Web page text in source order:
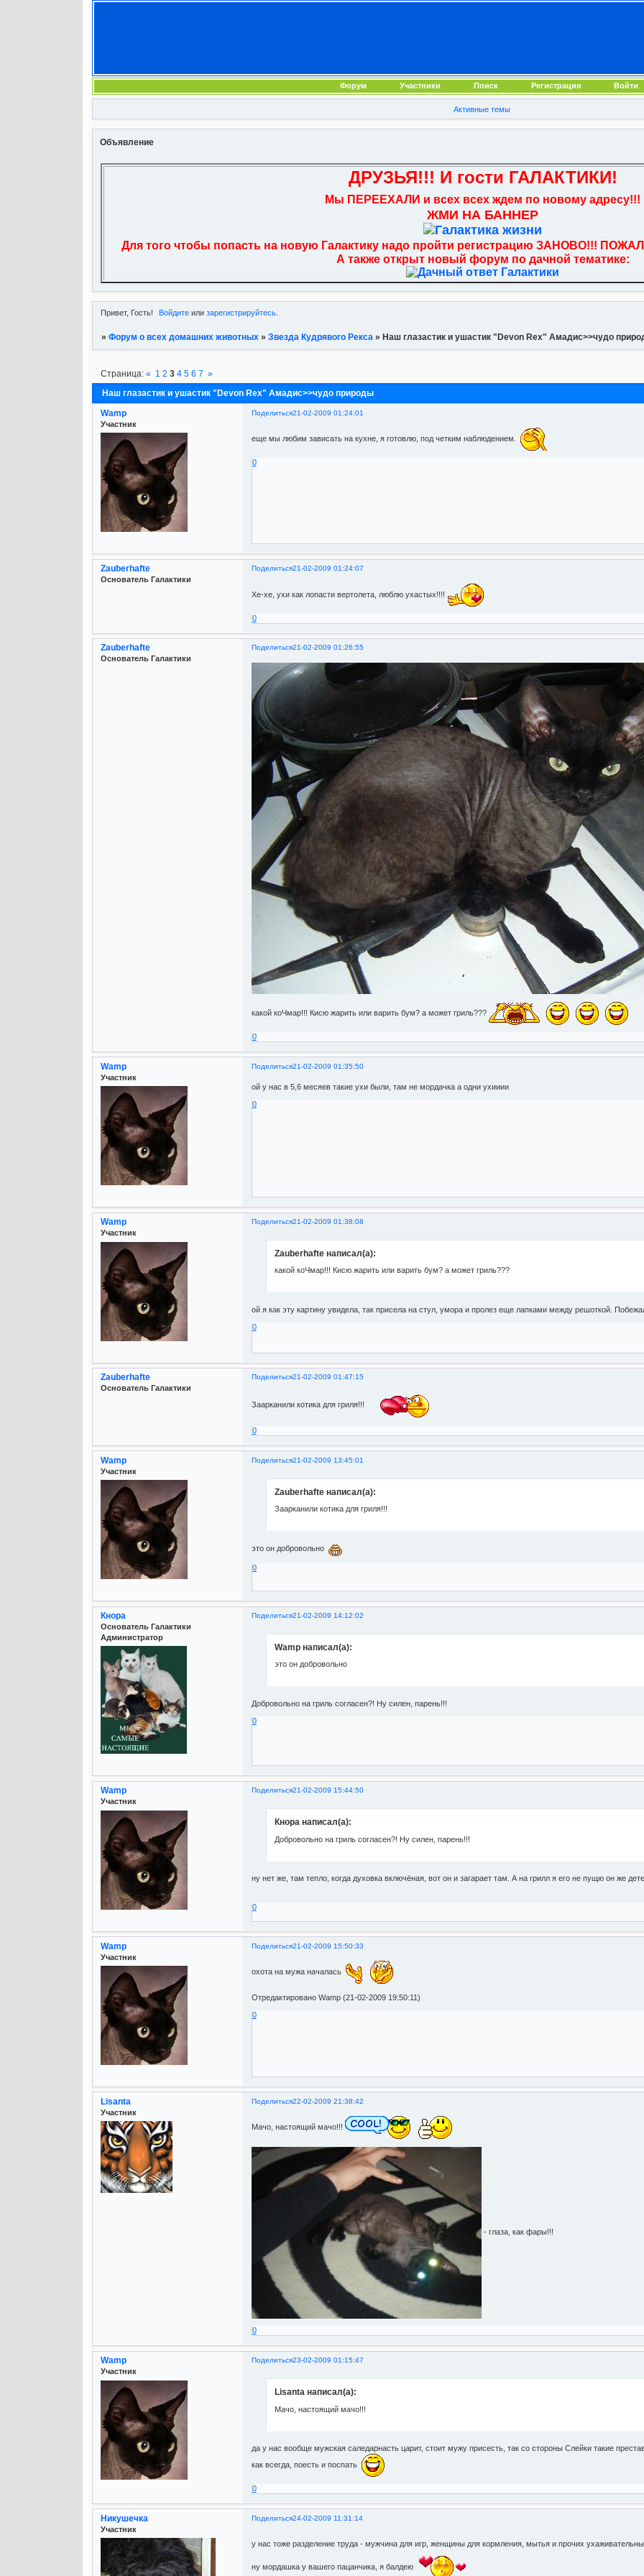
Форум Участники Поиск Регистрация Войти
Активные темы
Объявление
ДРУЗЬЯ!!! И гости ГАЛАКТИКИ!
Мы ПЕРЕЕХАЛИ и всех всех ждем по новому адресу!!!
ЖМИ НА БАННЕР
Для того чтобы попасть на новую Галактику надо пройти регистрацию ЗАНОВО!!!
А также открыт новый форум по дачной тематике:
Привет, Гость! Войдите илизарегистрируйтесь
» Форум о всех домашних животных » Звезда Кудрявого Рекса » Наш глазастик и ушастик "Devon Rex" Амадис>>чудо
Наш глазастик и ушастик "Devon Rex" Амадис>>чудо природы
Страница: « 1 2 3 4 5 6 7 »
Поделиться21-02-2009 01:24:01
Wamp
Участник
еще мы любим зависать на кухне, я готовлю, под четким наблюдением.
0
Поделиться21-02-2009 01:24:07
Zauberhafte
Основатель Галактики
Хе-хе, ухи как лопасти вертолета, люблю ухастых!!!!
0
Поделиться21-02-2009 01:26:55
Zauberhafte
Основатель Галактики
какой коЧмар!!! Кисю жарить или варить бум? а может гриль???
0
Поделиться21-02-2009 01:35:50
Wamp
Участник
ой у нас в 5,6 месяев такие ухи были, там не мордачка а одни ухииии
0
Поделиться21-02-2009 01:38:08
Wamp
Участник
Zauberhafte написал(а):
какой коЧмар!!! Кисю жарить или варить бум? а может гриль???
ой я как эту картину увидела, так присела на стул, умора и пролез еще лапками между решоткой.
0
Поделиться21-02-2009 01:47:15
Zauberhafte
Основатель Галактики
Заарканили котика для гриля!!!
0
Поделиться21-02-2009 13:45:01
Wamp
Участник
Zauberhafte написал(а):
Заарканили котика для гриля!!!
это он добровольно
0
Поделиться21-02-2009 14:12:02
Кнора
Основатель Галактики
Администратор
Wamp написал(а):
это он добровольно
Добровольно на гриль согласен?! Ну силен, парень!!!
0
Поделиться21-02-2009 15:44:50
Wamp
Участник
Кнора написал(а):
Добровольно на гриль согласен?! Ну силен, парень!!!
ну нет же, там тепло, когда духовка включёная, вот он и загарает там. А на грилл я его не пущю он же
0
Поделиться21-02-2009 15:50:33
Wamp
Участник
охота на мужа началась
Отредактировано Wamp (21-02-2009 19:50:11)
0
Поделиться22-02-2009 21:38:42
Lisanta
Участник
Мачо, настоящий мачо!!!
- глаза, как фары!!!
0
Поделиться23-02-2009 01:15:47
Wamp
Участник
Lisanta написал(а):
Мачо, настоящий мачо!!!
да у нас вообще мужская саледарнасть царит, стоит мужу присесть, так со стороны Слейки такие
как всегда, поесть и поспать
0
Поделиться24-02-2009 11:31:14
Никушечка
Участник
у нас тоже разделение труда - мужчина для игр, женщины для кормления, мытья и прочих
ну мордашка у вашего пацанчика, я балдею